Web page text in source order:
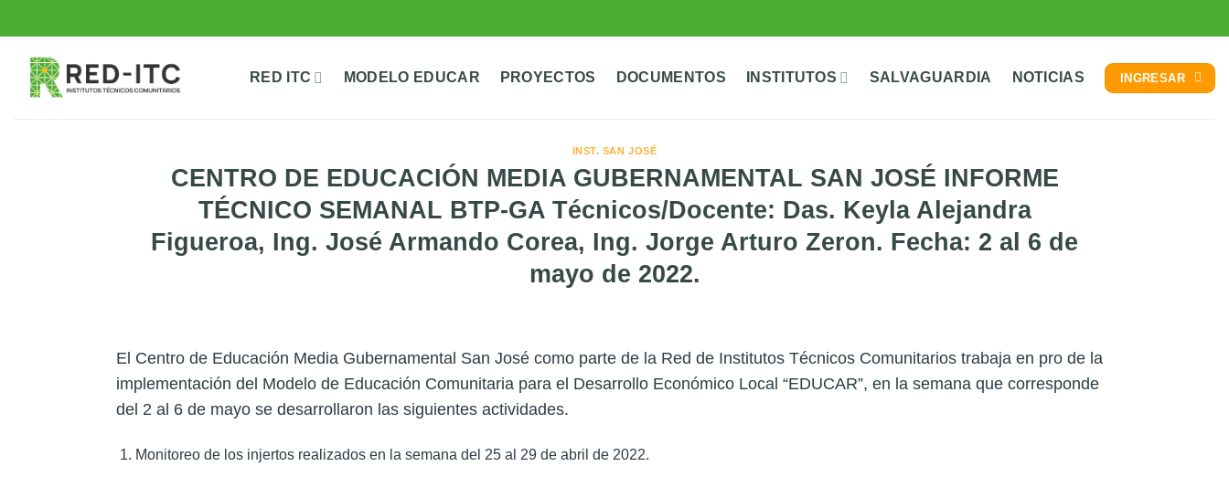
al
contenido
RED ITC
MODELO EDUCAR PROYECTOS DOCUMENTOS INSTITUTOS SALVAGUARDIA NOTICIAS INGRESAR
INST. SAN JOSÉ
CENTRO DE EDUCACIÓN MEDIA GUBERNAMENTAL SAN JOSÉ INFORME
TÉCNICO SEMANAL BTP-GA Técnicos/Docente: Das. Keyla Alejandra
Figueroa, Ing. José Armando Corea, Ing. Jorge Arturo Zeron. Fecha: 2 al 6 de
mayo de 2022.
El Centro de Educación Media Gubernamental San José como parte de la Red de Institutos Técnicos Comunitarios trabaja en pro de la
implementación del Modelo de Educación Comunitaria para el Desarrollo Económico Local “EDUCAR”, en la semana que corresponde
del 2 al 6 de mayo se desarrollaron las siguientes actividades.
Monitoreo de los injertos realizados en la semana del 25 al 29 de abril de 2022.